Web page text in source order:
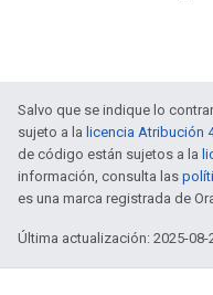
Salvo que se indique lo
sujeto a la licencia Atribución
de código están sujetos a la
información, consulta las
es una marca registrada de
Última actualización: 2025-08-